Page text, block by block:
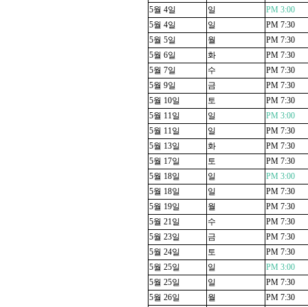
5월 4일 일
PM 3:00
5월 4일 일
PM 7:30
5월 5일 월
PM 7:30
5월 6일 화
PM 7:30
5월 7일 수
PM 7:30
5월 9일 금
PM 7:30
5월 10일 토
PM 7:30
5월 11일 일
PM 3:00
5월 11일 일
PM 7:30
5월 13일 화
PM 7:30
5월 17일 토
PM 7:30
5월 18일 일
PM 3:00
5월 18일 일
PM 7:30
5월 19일 월
PM 7:30
5월 21일 수
PM 7:30
5월 23일 금
PM 7:30
5월 24일 토
PM 7:30
5월 25일 일
PM 3:00
5월 25일 일
PM 7:30
5월 26일 월 PM 7:30